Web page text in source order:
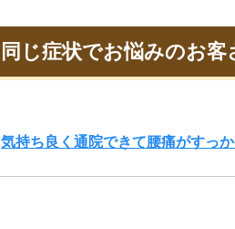
同じ症状でお悩みのお客
気持ち良く通院できて腰痛がすっ